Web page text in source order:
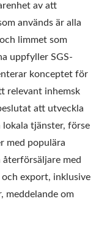
av att
används är alla
limmet som
uppfyller SGS-
konceptet för
relevant inhemsk
att utveckla
tjänster, förse
med populära
med
export, inklusive
meddelande om